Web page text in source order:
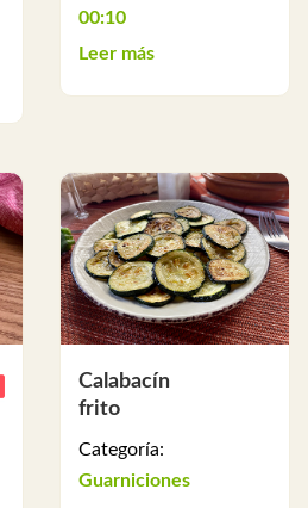
00:10
Leer más
Calabacín
frito
Categoría:
Guarniciones